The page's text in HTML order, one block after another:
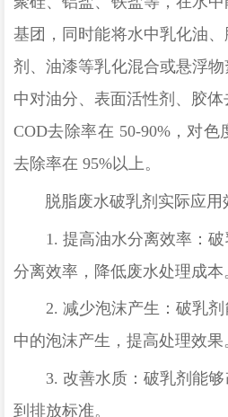
基团，同时能将水中乳化油
剂、油漆等乳化混合或悬浮
中对油分、表面活性剂、胶体
COD去除率在 50-90%，对色
去除率在 95%以上。
脱脂废水破乳剂实际应用
1. 提高油水分离效率：
分离效率，降低废水处理成本
2. 减少泡沫产生：破乳
中的泡沫产生，提高处理效果
3. 改善水质：破乳剂能
到排放标准。